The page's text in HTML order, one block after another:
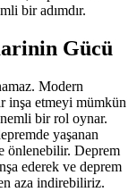
bir adımdır.
Gücü
Modern
inşa etmeyi mümkün
bir rol oynar.
yaşanan
önlenebilir. Deprem
ederek ve deprem
aza indirebiliriz.